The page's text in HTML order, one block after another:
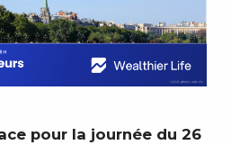
pour la journée du 26